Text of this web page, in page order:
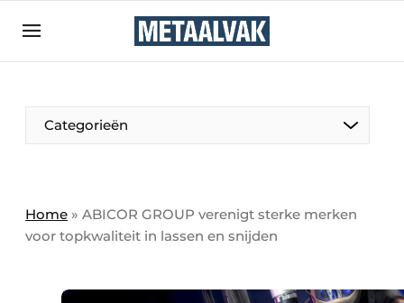
Bedrijven
Contact
Eigen content aanleveren
Evenement aanmelden
Categorieën
Home » ABICOR GROUP verenigt sterke merken
voor topkwaliteit in lassen en snijden